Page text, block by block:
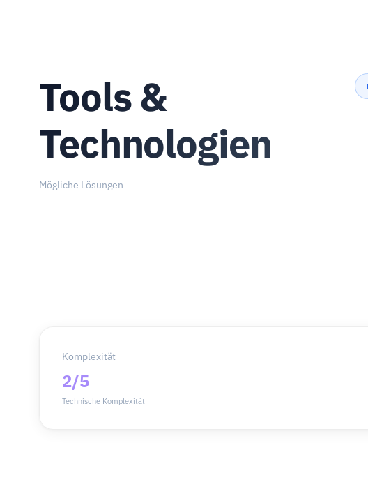
Tools &
Technologien
Mögliche Lösungen
Komplexität
2/5
Technische Komplexität